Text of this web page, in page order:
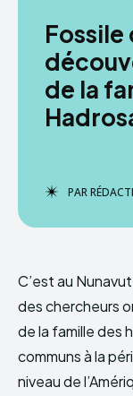
Fossile
de la
PAR
C’est au
des chercheurs
de la famille des
communs à la
niveau de